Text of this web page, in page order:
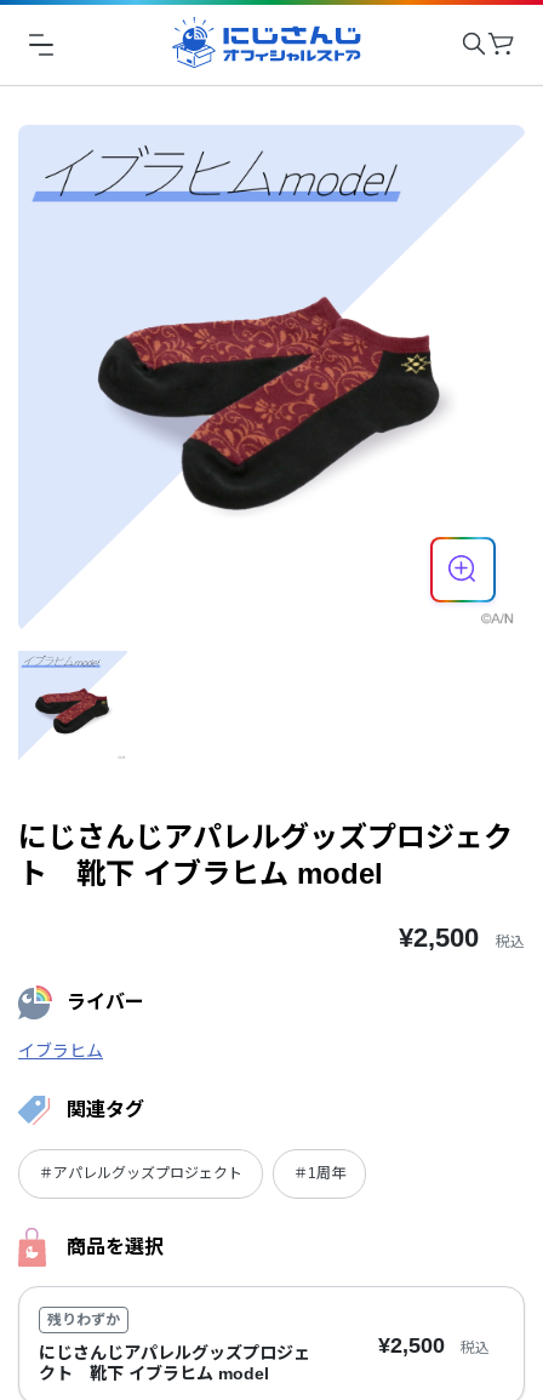
にじさんじアパレルグッズプロジェク
ト 靴下 イブラヒム model
¥2,500 税込
ライバー
イブラヒム
関連タグ
＃アパレルグッズプロジェクト ＃1周年
商品を選択
残りわずか
にじさんじアパレルグッズプロジェ
クト 靴下 イブラヒム model
¥2,500 税込